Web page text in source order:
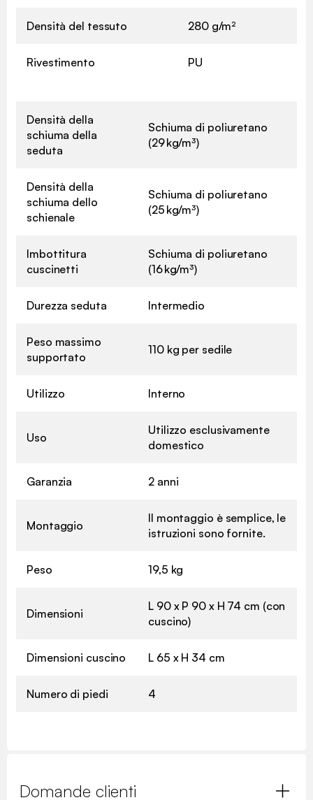
Densità del tessuto 280 g/m²
Rivestimento PU
Densità della
schiuma della
seduta
Schiuma di poliuretano
(29 kg/m³)
Densità della
schiuma dello
schienale
Schiuma di poliuretano
(25 kg/m³)
Imbottitura
cuscinetti
Schiuma di poliuretano
(16 kg/m³)
Durezza seduta Intermedio
Peso massimo
supportato
110 kg per sedile
Utilizzo Interno
Uso
Utilizzo esclusivamente
domestico
Garanzia 2 anni
Montaggio
Il montaggio è semplice, le
istruzioni sono fornite.
Peso 19,5 kg
Dimensioni
L 90 x P 90 x H 74 cm (con
cuscino)
Dimensioni cuscino L 65 x H 34 cm
Numero di piedi 4
Domande clienti